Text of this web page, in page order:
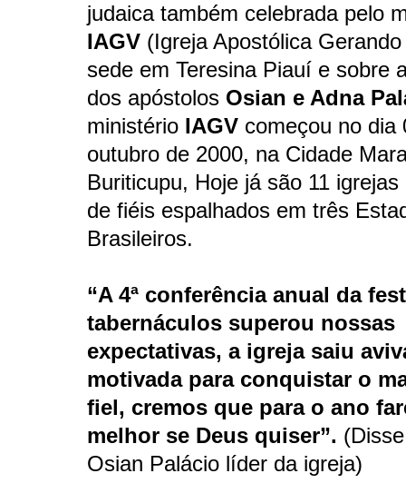
judaica também celebrada pelo
IAGV (Igreja Apostólica
sede em Teresina Piauí e sobre
dos apóstolos Osian e Adna
ministério IAGV começou no dia
outubro de 2000, na Cidade
Buriticupu, Hoje já são 11
de fiéis espalhados em três
Brasileiros.
“A 4ª conferência anual da
tabernáculos superou nossas
expectativas, a igreja saiu
motivada para conquistar o
fiel, cremos que para o ano
melhor se Deus quiser”.
Osian Palácio líder da igreja)